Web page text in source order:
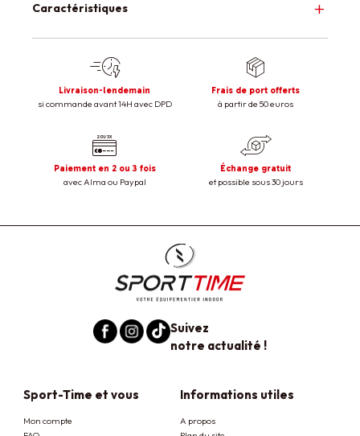
Caractéristiques
Livraison-lendemain
si commande avant 14H avec DPD
Frais de port offerts
à partir de 50 euros
Paiement en 2 ou 3 fois
avec Alma ou Paypal
Échange gratuit
et possible sous 30 jours
Suivez
notre actualité !
Sport-Time et vous
Mon compte
Informations utiles
A propos